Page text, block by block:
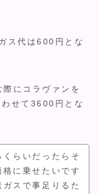
ス代は600円とな
にコラヴァンを
せて3600円とな
らいだったらそ
に乗せたいです
スで事足りるた